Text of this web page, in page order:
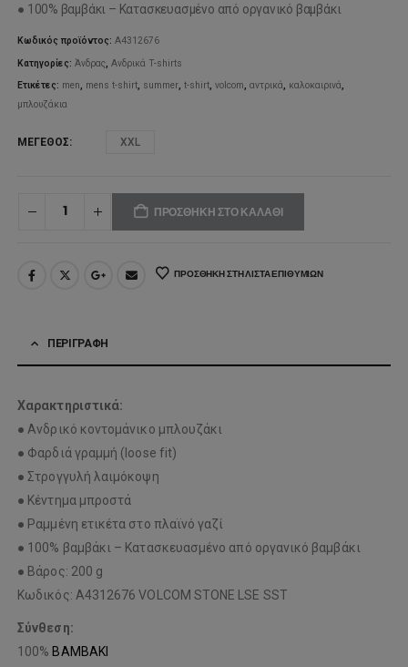
● 100% βαμβάκι – Κατασκευασμένο από οργανικό βαμβάκι
Κωδικός προϊόντος:Α4312676
Κατηγορίες:Άνδρας,Ανδρικά T-shirts
Ετικέτες: men, mens t-shirt, summer,t-shirt,volcom,αντρικά, καλοκαιρινά,
μπλουζάκια
ΜΈΓΕΘΟΣ XXL
ΠΡΟΣΘΉΚΗ ΣΤΟ ΚΑΛΆΘΙ
ΠΡΟΣΘΉΚΗ ΣΤΗ ΛΊΣΤΑ ΕΠΙΘΥΜΙΏΝ
ΠΕΡΙΓΡΑΦΉ
Χαρακτηριστικά:
● Ανδρικό κοντομάνικο μπλουζάκι
● Φαρδιά γραμμή (loose fit)
● Στρογγυλή λαιμόκοψη
● Κέντημα μπροστά
● Ραμμένη ετικέτα στο πλαϊνό γαζί
● 100% βαμβάκι – Κατασκευασμένο από οργανικό βαμβάκι
● Βάρος: 200 g
Κωδικός: A4312676 VOLCOM STONE LSE SST
Σύνθεση:
100%ΒΑΜΒΑΚΙ